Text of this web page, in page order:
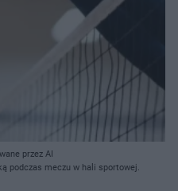
przez AI
podczas meczu w hali sportowej.